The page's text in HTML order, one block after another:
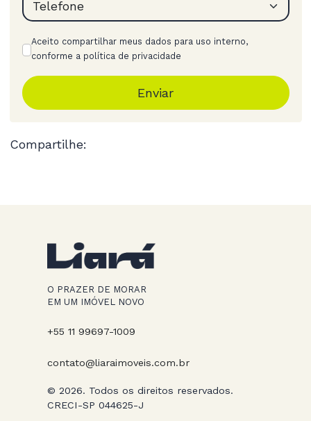
Aceito compartilhar meus dados para uso interno,
conforme a política de privacidade
Enviar
Compartilhe:
O PRAZER DE MORAR
EM UM IMÓVEL NOVO
+55 11 99697-1009
contato@liaraimoveis.com.br
© 2026. Todos os direitos reservados.
CRECI-SP 044625-J